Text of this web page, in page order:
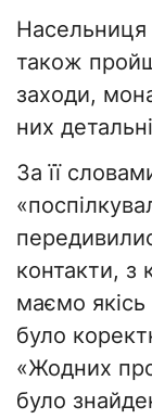
також
заходи,
них
За її
контакти, з
маємо
було
«Жодних
було